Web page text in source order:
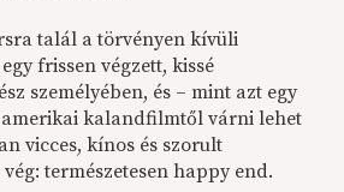
talál a törvényen kívüli
frissen végzett, kissé
személyében, és – mint azt egy
kalandfilmtől várni lehet
vicces, kínos és szorult
természetesen happy end.